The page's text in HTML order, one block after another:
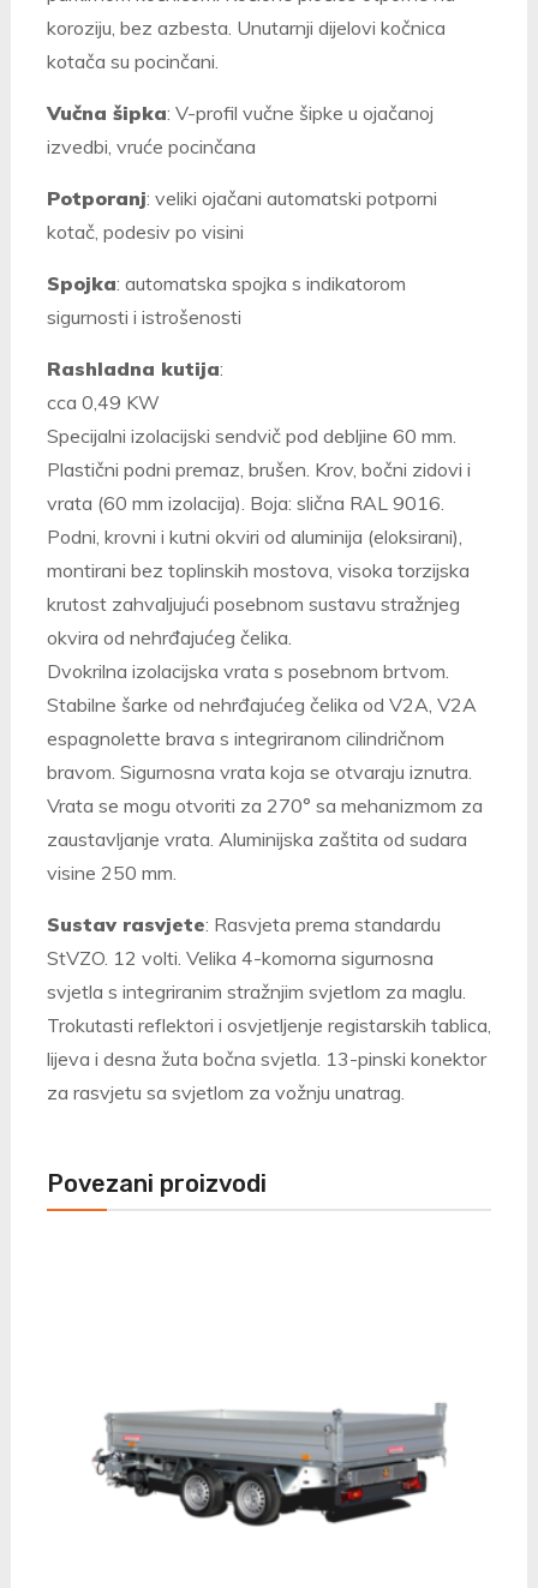
koroziju, bez azbesta. Unutarnji dijelovi kočnica
kotača su pocinčani.
Vučna šipka: V-profil vučne šipke u ojačanoj
izvedbi, vruće pocinčana
Potporanj: veliki ojačani automatski potporni
kotač, podesiv po visini
Spojka: automatska spojka s indikatorom
sigurnosti i istrošenosti
Rashladna kutija:
cca 0,49 KW
Specijalni izolacijski sendvič pod debljine 60 mm.
Plastični podni premaz, brušen. Krov, bočni zidovi i
vrata (60 mm izolacija). Boja: slična RAL 9016.
Podni, krovni i kutni okviri od aluminija (eloksirani),
montirani bez toplinskih mostova, visoka torzijska
krutost zahvaljujući posebnom sustavu stražnjeg
okvira od nehrđajućeg čelika.
Dvokrilna izolacijska vrata s posebnom brtvom.
Stabilne šarke od nehrđajućeg čelika od V2A, V2A
espagnolette brava s integriranom cilindričnom
bravom. Sigurnosna vrata koja se otvaraju iznutra.
Vrata se mogu otvoriti za 270° sa mehanizmom za
zaustavljanje vrata. Aluminijska zaštita od sudara
visine 250 mm.
Sustav rasvjete: Rasvjeta prema standardu
StVZO. 12 volti. Velika 4-komorna sigurnosna
svjetla s integriranim stražnjim svjetlom za maglu.
Trokutasti reflektori i osvjetljenje registarskih tablica,
lijeva i desna žuta bočna svjetla. 13-pinski konektor
za rasvjetu sa svjetlom za vožnju unatrag.
Povezani proizvodi